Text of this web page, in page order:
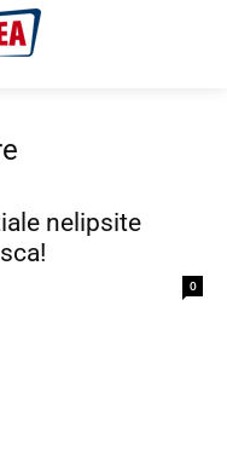
nelipsite
0